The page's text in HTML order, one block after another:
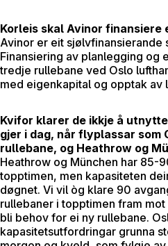
Korleis skal Avinor finansiere
Avinor er eit sjølvfinansierande
Finansiering av planlegging og
tredje rullebane ved Oslo
med eigenkapital og opptak av
Kvifor klarer de ikkje å
gjer i dag, når flyplassar som
rullebane, og Heathrow og
Heathrow og München har 85-
topptimen, men kapasiteten
døgnet. Vi vil òg klare 90
rullebaner i topptimen fram
bli behov for ei ny rullebane.
kapasitetsutfordringar grunna